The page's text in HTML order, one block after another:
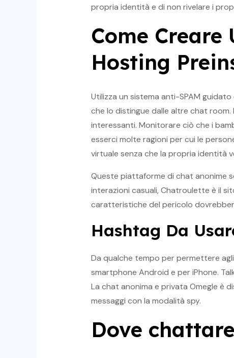
propria identità e di non rivelare i
Come
Hosting
Utilizza un sistema anti-SPAM
che lo distingue dalle altre chat
interessanti. Monitorare ciò che i
esserci molte ragioni per cui le
virtuale senza che la propria identità
Queste piattaforme di chat anonime
interazioni casuali, Chatroulette è il
caratteristiche del pericolo
Hashtag Da
Da qualche tempo per permettere
smartphone Android e per iPhone.
La chat anonima e privata Omegle è
messaggi con la modalità spy.
Dove